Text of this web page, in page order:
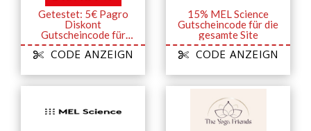
Getestet: 5€ Pagro
Diskont
Gutscheincode für
Newsletter-
Anmeldung sichern
CODE ANZEIGN
15% MEL Science
Gutscheincode für die
gesamte Site
CODE ANZEIGN